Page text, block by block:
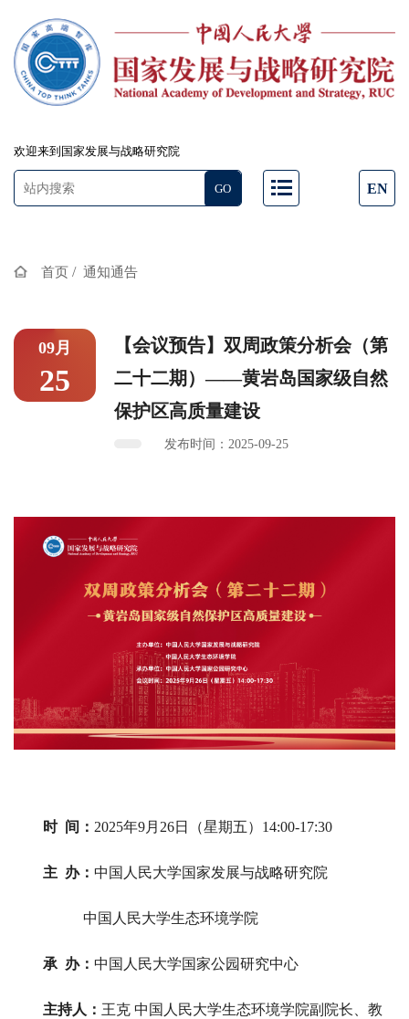
欢迎来到国家发展与战略研究院
EN
首页 / 通知通告
09月
25
【会议预告】双周政策分析会（第
二十二期）——黄岩岛国家级自然
保护区高质量建设
发布时间：2025-09-25
时 间： 2025年9月26日（星期五）14:00-17:30
主 办： 中国人民大学国家发展与战略研究院
中国人民大学生态环境学院
承 办： 中国人民大学国家公园研究中心
主持人： 王克 中国人民大学生态环境学院副院长、教